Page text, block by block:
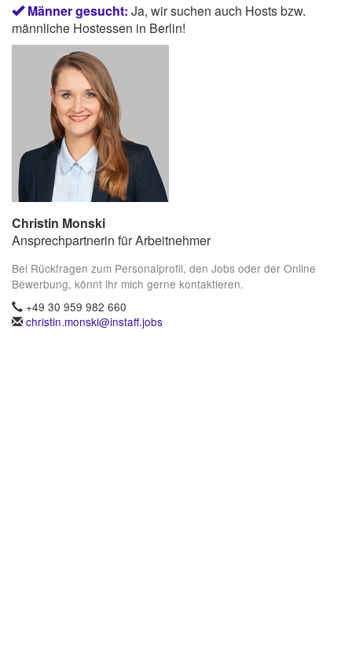
Männer gesucht: Ja, wir suchen auch Hosts bzw.
männliche Hostessen in Berlin!
Christin Monski
Ansprechpartnerin für Arbeitnehmer
Bei Rückfragen zum Personalprofil, den Jobs oder der Online
Bewerbung, könnt ihr mich gerne kontaktieren.
+49 30 959 982 660
christin.monski@instaff.jobs